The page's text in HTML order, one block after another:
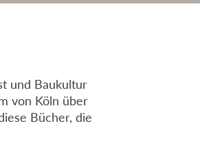
und Baukultur
von Köln über
Bücher, die